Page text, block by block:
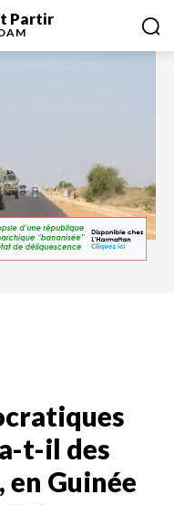
Partir
t-il des
Guinée